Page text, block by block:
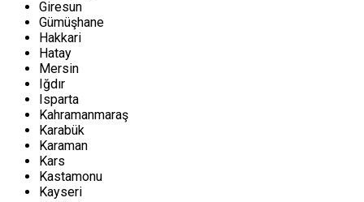
Giresun
Gümüşhane
Hakkari
Hatay
Mersin
Iğdır
Isparta
Kahramanmaraş
Karabük
Karaman
Kars
Kastamonu
Kayseri